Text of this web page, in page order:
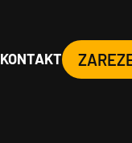
KONTAKT